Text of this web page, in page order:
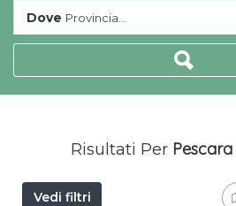
Dove Provincia...
Risultati Per Pescara​
Vedi filtri